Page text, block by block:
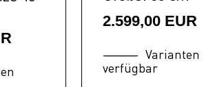
2.599,00 EUR
Varianten
verfügbar